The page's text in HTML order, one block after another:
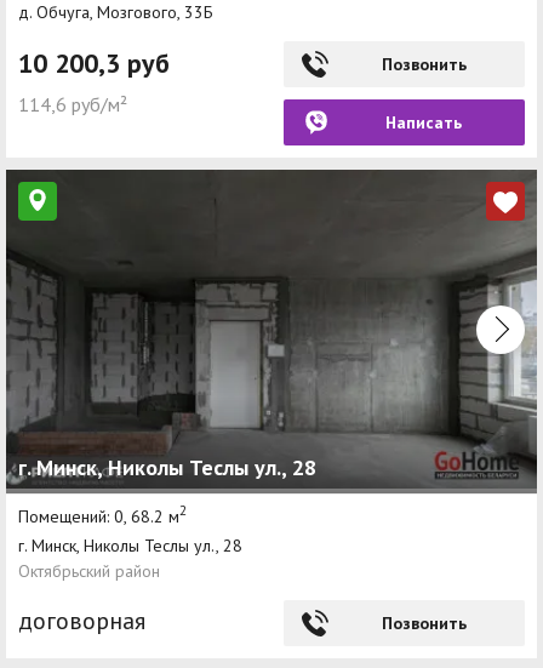
д. Обчуга, Мозгового, 33Б
10 200,3 руб
114,6 руб/м²
Позвонить
Написать
г. Минск, Николы Теслы ул., 28
Помещений: 0, 68.2 м2
г. Минск, Николы Теслы ул., 28
Октябрьский район
договорная Позвонить